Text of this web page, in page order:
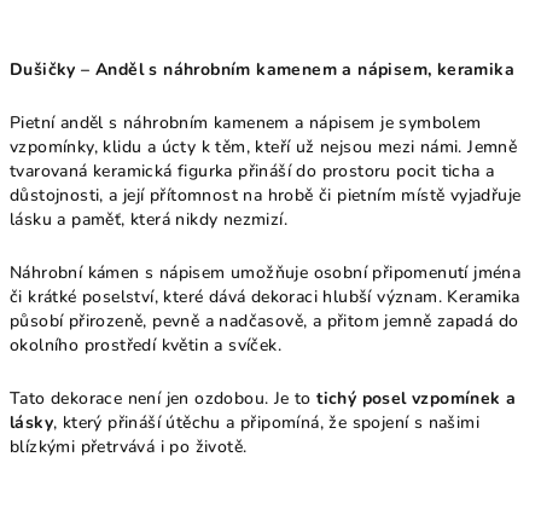
Dušičky – Anděl s náhrobním kamenem a nápisem, keramika
Pietní anděl s náhrobním kamenem a nápisem je symbolem
vzpomínky, klidu a úcty k těm, kteří už nejsou mezi námi. Jemně
tvarovaná keramická figurka přináší do prostoru pocit ticha a
důstojnosti, a její přítomnost na hrobě či pietním místě vyjadřuje
lásku a paměť, která nikdy nezmizí.
Náhrobní kámen s nápisem umožňuje osobní připomenutí jména
či krátké poselství, které dává dekoraci hlubší význam. Keramika
působí přirozeně, pevně a nadčasově, a přitom jemně zapadá do
okolního prostředí květin a svíček.
Tato dekorace není jen ozdobou. Je totichý posel vzpomínek a
lásky, který přináší útěchu a připomíná, že spojení s našimi
blízkými přetrvává i po životě.